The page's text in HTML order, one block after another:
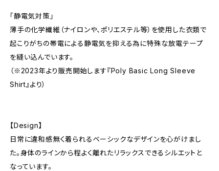
「静電気対策」
薄手の化学繊維（ナイロンや、ポリエステル等）を使用した衣類で
起こりがちの帯電による静電気を抑える為に特殊な放電テープ
を縫い込んでいます。
（※2023年より販売開始します『Poly Basic Long Sleeve
Shirt』より）
【Design】
日常に違和感無く着られるベーシックなデザインを心がけまし
た。身体のラインから程よく離れたリラックスできるシルエットと
なっています。